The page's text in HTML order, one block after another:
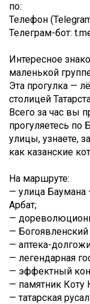
по:
Телефон
Телеграм-бот:
Интересное
маленькой
Эта прогулка —
столицей
Всего за час вы
прогуляетесь по
улицы, узнаете,
как казанские
На маршруте:
— улица Баумана
Арбат;
—
—
— аптека-
— легендарная
— эффектный
— памятник Коту
— татарская